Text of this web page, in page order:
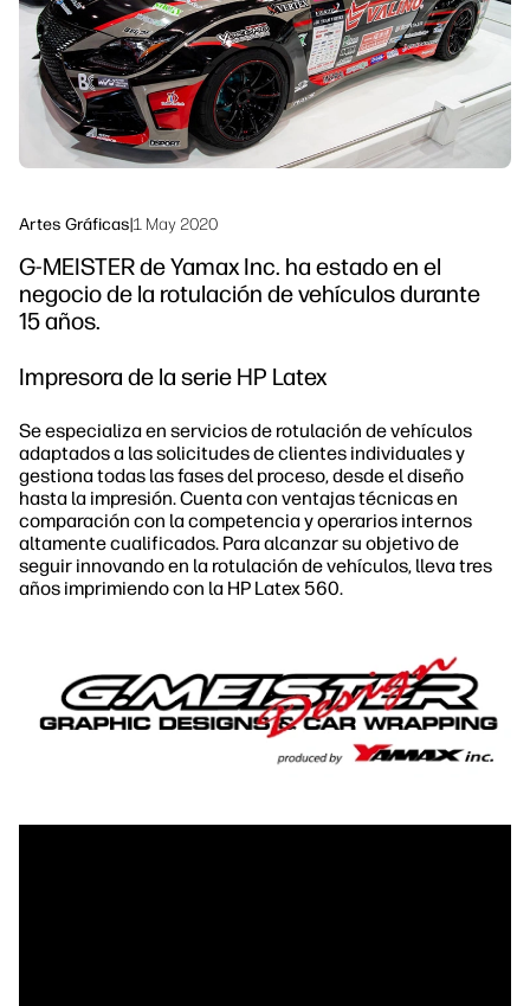
Síguenos
linkedInfacebook
twitteryoutube
Artes Gráficas|1 May 2020
G-MEISTER de Yamax Inc. ha estado en el
negocio de la rotulación de vehículos durante
15 años.
Impresora de la serie HP Latex
Se especializa en servicios de rotulación de vehículos
adaptados a las solicitudes de clientes individuales y
gestiona todas las fases del proceso, desde el diseño
hasta la impresión. Cuenta con ventajas técnicas en
comparación con la competencia y operarios internos
altamente cualificados. Para alcanzar su objetivo de
seguir innovando en la rotulación de vehículos, lleva tres
años imprimiendo con la HP Latex 560.